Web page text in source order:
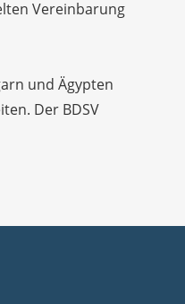
Vereinbarung
und Ägypten
Der BDSV